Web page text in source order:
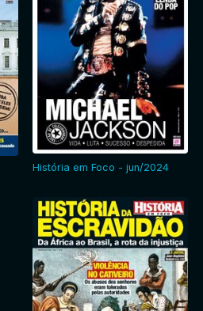
História em Foco - jun/2024